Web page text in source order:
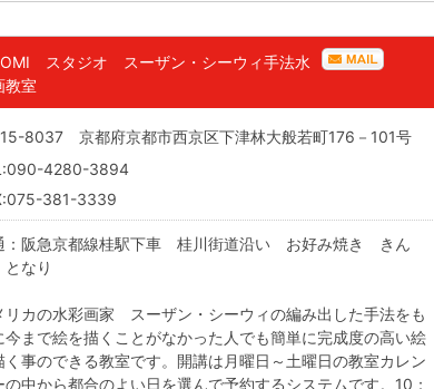
スタジオ スーザン・シーウィ手法水
教室
8037 京都府京都市西京区下津林大般若町176－101号
4280-3894
381-3339
：阪急京都線桂駅下車 桂川街道沿い お好み焼き きん
なり
リカの水彩画家 スーザン・シーウィの編み出した手法をも
今まで絵を描くことがなかった人でも簡単に完成度の高い絵
く事のできる教室です。開講は月曜日～土曜日の教室カレン
の中から都合のよい日を選んで予約するシステムです。10：